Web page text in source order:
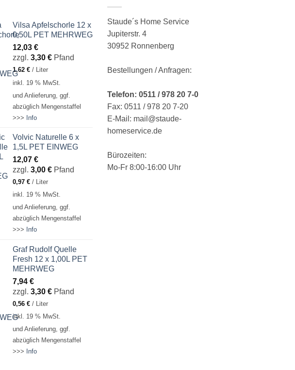
Vilsa Apfelschorle 12 x
0,50L PET MEHRWEG
12,03 €
zzgl. 3,30 € Pfand
1,62 € / Liter
inkl. 19 % MwSt.
und Anlieferung, ggf.
abzüglich Mengenstaffel
>>> Info
Volvic Naturelle 6 x
1,5L PET EINWEG
12,07 €
zzgl. 3,00 € Pfand
0,97 € / Liter
inkl. 19 % MwSt.
und Anlieferung, ggf.
abzüglich Mengenstaffel
>>> Info
Graf Rudolf Quelle
Fresh 12 x 1,00L PET
MEHRWEG
7,94 €
zzgl. 3,30 € Pfand
0,56 € /
Liter
inkl. 19 % MwSt.
und Anlieferung, ggf.
abzüglich Mengenstaffel
>>> Info
Staude´s Home Service
Jupiterstr. 4
30952 Ronnenberg
Bestellungen / Anfragen:
Telefon: 0511 / 978 20 7-0
Fax: 0511 / 978 20 7-20
E-Mail: mail@staude-
homeservice.de
Bürozeiten:
Mo-Fr 8:00-16:00 Uhr